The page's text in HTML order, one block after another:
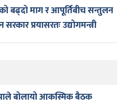
बढ्दो माग र आपूर्तिबीच सन्तुलन
सरकार प्रयासरतः उद्योगमन्त्री
बोलायो आकस्मिक बैठक